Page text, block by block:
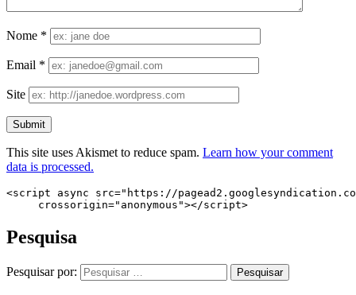
Nome *
Email *
Site
This site uses Akismet to reduce spam. Learn how your comment
data is processed.
<script async src="https://
     crossorigin="anonymous"></script>
Pesquisa
Pesquisar por: